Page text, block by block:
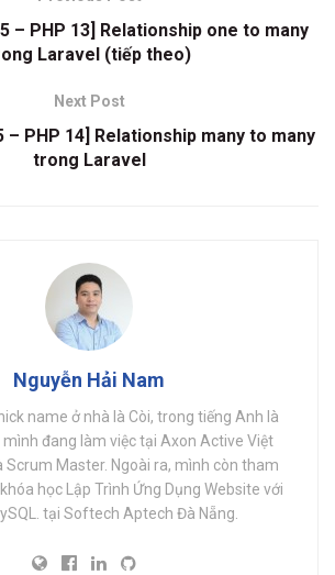
– PHP 13] Relationship one to many
Laravel (tiếp theo)
Next Post
– PHP 14] Relationship many to many
trong Laravel
Nguyễn Hải Nam
name ở nhà là Còi, trong tiếng Anh là
mình đang làm việc tại Axon Active Việt
Scrum Master. Ngoài ra, mình còn tham
học Lập Trình Ứng Dụng Website với
tại Softech Aptech Đà Nẵng.